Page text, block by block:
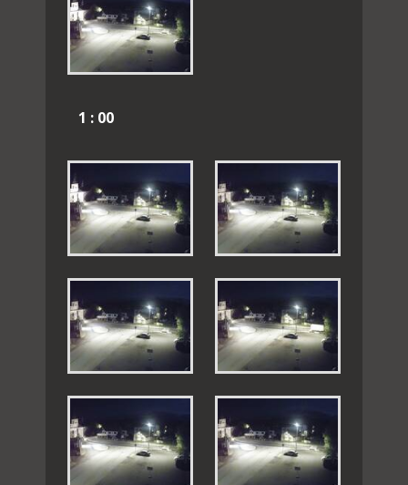
1 : 00